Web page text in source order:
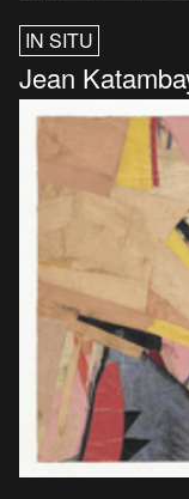
IN SITU
Jean